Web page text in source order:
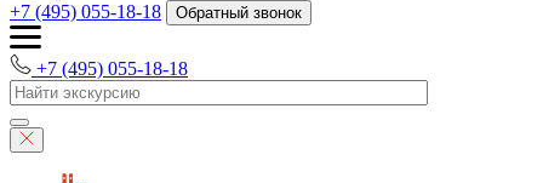
+7 (495) 055-18-18 Обратный звонок
+7 (495) 055-18-18